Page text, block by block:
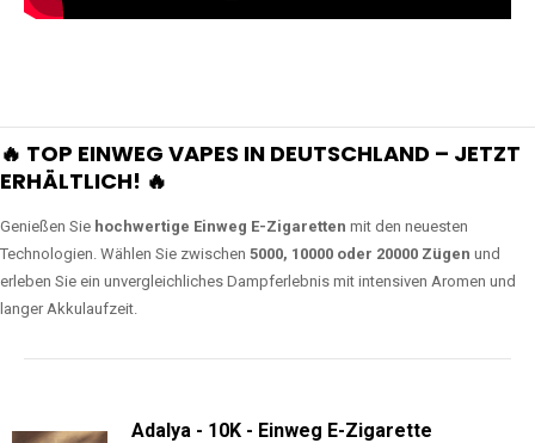
🔥 TOP EINWEG VAPES IN DEUTSCHLAND – JETZT
ERHÄLTLICH! 🔥
Genießen Sie hochwertige Einweg E-Zigaretten mit den neuesten
Technologien. Wählen Sie zwischen 5000, 10000 oder 20000 Zügen und
erleben Sie ein unvergleichliches Dampferlebnis mit intensiven Aromen und
langer Akkulaufzeit.
Adalya - 10K - Einweg E-Zigarette